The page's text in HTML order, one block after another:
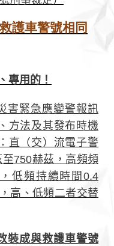
護車警號相同
專用的！
害緊急應變警報訊
方法及其發布時機
直（交）流電子警
750赫茲，高頻頻
低頻持續時間0.4
高、低頻二者交替
裝成與救護車警號